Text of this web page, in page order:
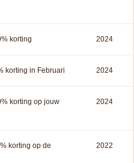
korting 2024
korting in Februari 2024
korting op jouw
2024
korting op de
2022